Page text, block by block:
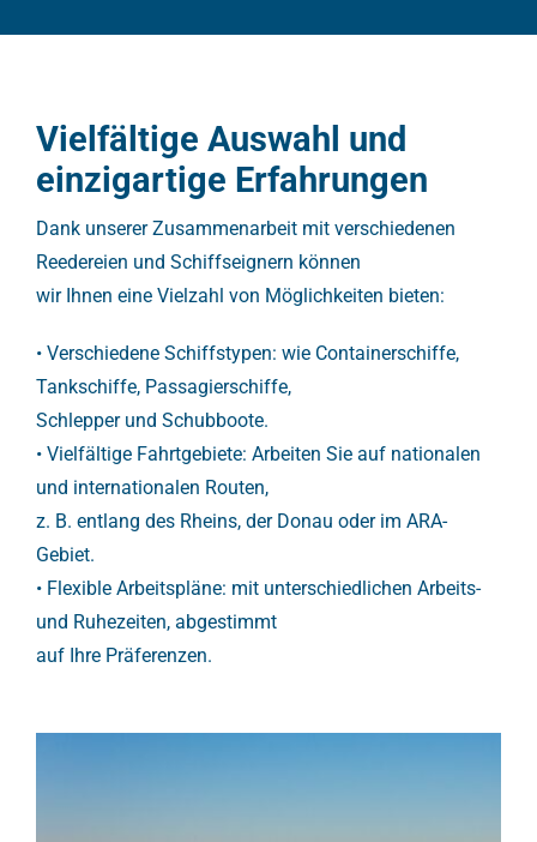
Vielfältige Auswahl und
einzigartige Erfahrungen
Dank unserer Zusammenarbeit mit verschiedenen
Reedereien und Schiffseignern können
wir Ihnen eine Vielzahl von Möglichkeiten bieten:
• Verschiedene Schiffstypen: wie Containerschiffe,
Tankschiffe, Passagierschiffe,
Schlepper und Schubboote.
• Vielfältige Fahrtgebiete: Arbeiten Sie auf nationalen
und internationalen Routen,
z. B. entlang des Rheins, der Donau oder im ARA-
Gebiet.
• Flexible Arbeitspläne: mit unterschiedlichen Arbeits-
und Ruhezeiten, abgestimmt
auf Ihre Präferenzen.